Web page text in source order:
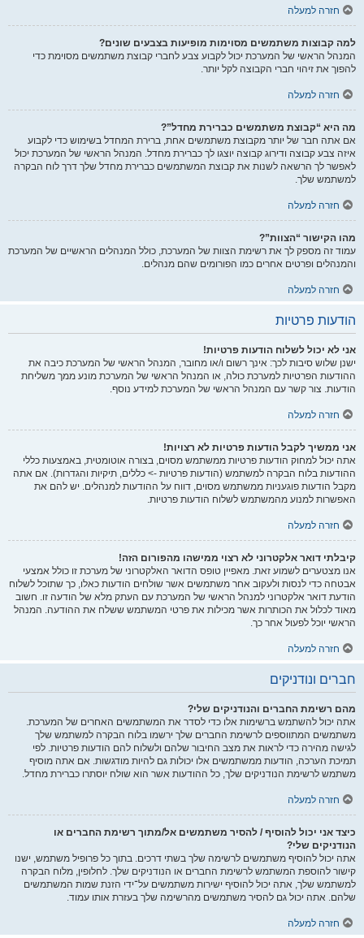
חזרה למעלה
למה קבוצות משתמשים מסוימות מופיעות בצבעים שונים?
המנהל הראשי של המערכת יכול לקבוע צבע לחברי קבוצת משתמשים מסוימת כדי
להפוך את זיהוי חברי הקבוצה לקל יותר.
חזרה למעלה
מה היא “קבוצת משתמשים כברירת מחדל”?
אם אתה חבר של יותר מקבוצת משתמשים אחת, ברירת המחדל בשימוש כדי לקבוע
איזה צבע קבוצה ודירוג קבוצה יוצגו לך כברירת מחדל. המנהל הראשי של המערכת יכול
לאפשר לך הרשאה לשנות את קבוצת המשתמשים כברירת מחדל שלך דרך לוח הבקרה
למשתמש שלך.
חזרה למעלה
מהו הקישור “הצוות”?
עמוד זה מספק לך את רשימת הצוות של המערכת, כולל המנהלים הראשיים של המערכת
והמנהלים ופרטים אחרים כמו הפורומים שהם מנהלים.
חזרה למעלה
הודעות פרטיות
אני לא יכול לשלוח הודעות פרטיות!
ישנן שלוש סיבות לכך: אינך רשום ו/או מחובר, המנהל הראשי של המערכת כיבה את
ההודעות הפרטיות למערכת כולה, או המנהל הראשי של המערכת מונע ממך משליחת
הודעות. צור קשר עם המנהל הראשי של המערכת למידע נוסף.
חזרה למעלה
אני ממשיך לקבל הודעות פרטיות לא רצויות!
אתה יכול למחוק הודעות פרטיות ממשתמש מסוים, בצורה אוטומטית, באמצעות כללי
ההודעות בלוח הבקרה למשתמש (הודעות פרטיות -> כללים, תיקיות והגדרות). אם אתה
מקבל הודעות פוגעניות ממשתמש מסוים, דווח על ההודעות למנהלים. יש להם את
האפשרות למנוע מהמשתמש לשלוח הודעות פרטיות.
חזרה למעלה
קיבלתי דואר אלקטרוני לא רצוי ממישהו מהפורום הזה!
אנו מצטערים לשמוע זאת. מאפיין טופס הדואר האלקטרוני של מערכת זו כולל אמצעי
אבטחה כדי לנסות ולעקוב אחר משתמשים אשר שולחים הודעות כאלו, כך שתוכל לשלוח
הודעת דואר אלקטרוני למנהל הראשי של המערכת עם העתק מלא של הודעה זו. חשוב
מאוד לכלול את הכותרות אשר מכילות את פרטי המשתמש ששלח את ההודעה. המנהל
הראשי יוכל לפעול אחר כך.
חזרה למעלה
חברים ונודניקים
מהם רשימת החברים והנודניקים שלי?
אתה יכול להשתמש ברשימות אלו כדי לסדר את המשתמשים האחרים של המערכת.
משתמשים המתווספים לרשימת החברים שלך ירשמו בלוח הבקרה למשתמש שלך
לגישה מהירה כדי לראות את מצב החיבור שלהם ולשלוח להם הודעות פרטיות. לפי
תמיכת הערכה, הודעות ממשתמשים אלו יכולות גם להיות מודגשות. אם אתה מוסיף
משתמש לרשימת הנודניקים שלך, כל ההודעות אשר הוא שולח יוסתרו כברירת מחדל.
חזרה למעלה
כיצד אני יכול להוסיף / להסיר משתמשים אל/מתוך רשימת החברים או
הנודניקים שלי?
אתה יכול להוסיף משתמשים לרשימה שלך בשתי דרכים. בתוך כל פרופיל משתמש, ישנו
קישור להוספת המשתמש לרשימת החברים או הנודניקים שלך. לחלופין, מלוח הבקרה
למשתמש שלך, אתה יכול להוסיף ישירות משתמשים על־ידי הזנת שמות המשתמשים
שלהם. אתה יכול גם להסיר משתמשים מהרשימה שלך בעזרת אותו עמוד.
חזרה למעלה